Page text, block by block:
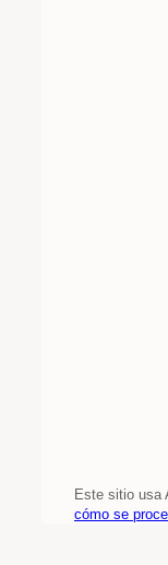
Este sitio usa
cómo se